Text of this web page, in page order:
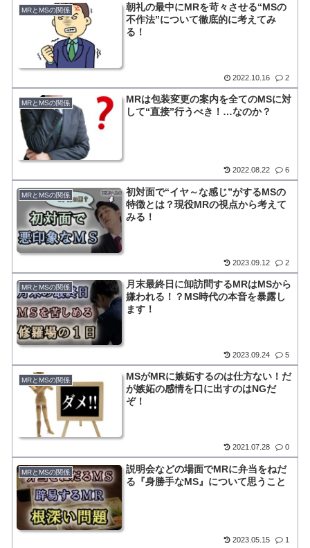
MRとMSの関係
朝礼の最中にMRを苛々させる“MSの
不作法”について徹底的に考えてみ
る！
2022.10.16 2
MRとMSの関係
MRは包装変更の案内を全てのMSに対
して“直接”行うべき！…なのか？
2022.08.22 6
MRとMSの関係
初対面で“イヤ～な感じ”がするMSの
特徴とは？現役MRの視点から考えて
みる！
2023.09.12 2
MRとMSの関係
月末最終日に卸訪問するMRはMSから
嫌われる！？MS時代の本音を暴露し
ます！
2023.09.24 5
MRとMSの関係
MSがMRに嫉妬するのは仕方ない！だ
が嫉妬の感情を口に出すのはNGだ
ぞ！
2021.07.28 0
MRとMSの関係
説明会などの場面でMRに弁当をねだ
る『身勝手なMS』について思うこと
2023.05.15 1